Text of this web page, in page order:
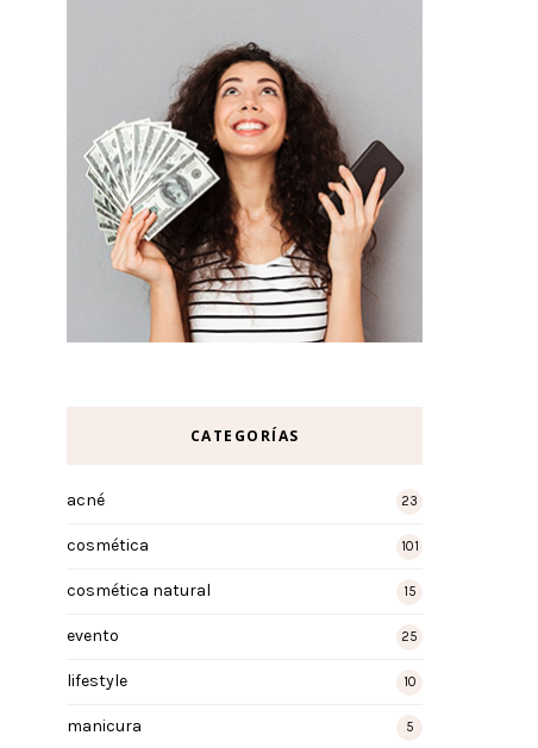
CATEGORÍAS
acné 23
cosmética 101
cosmética natural 15
evento 25
lifestyle 10
manicura 5